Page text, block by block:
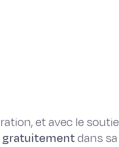
et avec le
gratuitementdans